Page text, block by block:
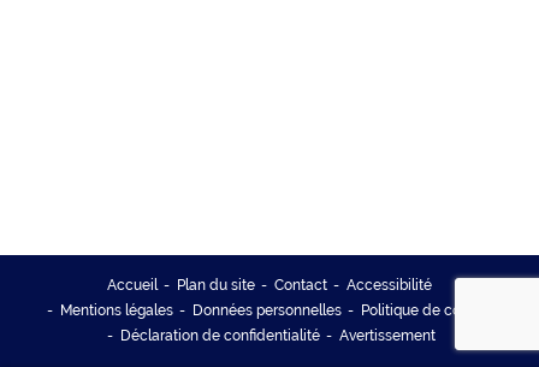
Accueil Plan du site Contact
Accessibilité
Mentions légales
Données personnelles
Politique de cookies
Déclaration de confidentialité
Avertissement